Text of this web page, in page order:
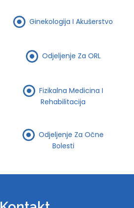
Ginekologija I Akušerstvo
Odjeljenje Za ORL
Fizikalna Medicina I
Rehabilitacija
Odjeljenje Za Očne
Bolesti